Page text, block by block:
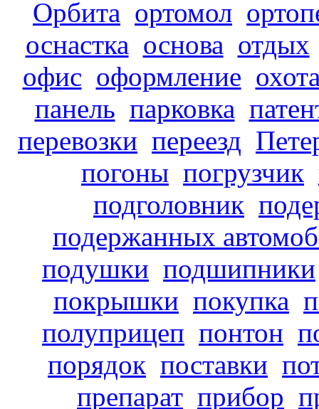
Орбита ортомол
оснастка основа отдых
офис оформление
панель парковка
перевозки переезд
погоны погрузчик
подголовник
подержанных
подушки подшипники
покрышки покупка
полуприцеп понтон
порядок поставки
препарат прибор